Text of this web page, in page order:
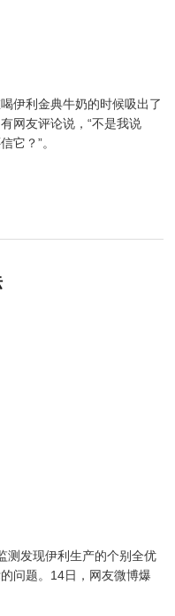
伊利金典牛奶的时候吸出了
网友评论说，“不是我说
它？”。
测发现伊利生产的个别全优
问题。14日，网友微博爆